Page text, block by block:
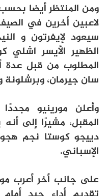
لاعبين أخرين في
سيعود لإيفرتون و
الظهير الأيسر اشلي
المطلوب من قبل عدة
سان جيرمان، وبرشلونة
وأعلن مورينيو
المقبل، مشيرًا إلى
دييجو كوستا نجم
الإسباني.
على جانب أخر أعرب